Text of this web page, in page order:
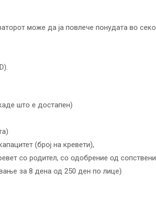
може да ја повлече понудата во
што е достапен)
(број на кревети),
со родител, со одобрение од
за 8 дена од 250 ден по лице)